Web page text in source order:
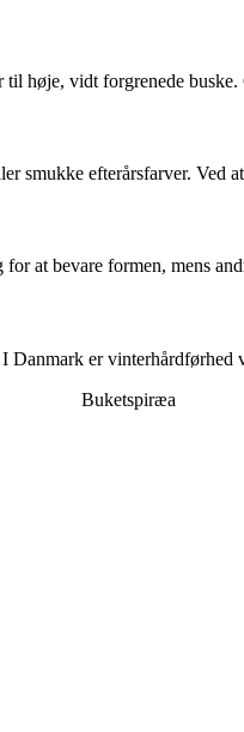
høje, vidt forgrenede
smukke efterårsfarver. Ved
at bevare formen, mens
er vinterhårdførhed
Buketspiræa